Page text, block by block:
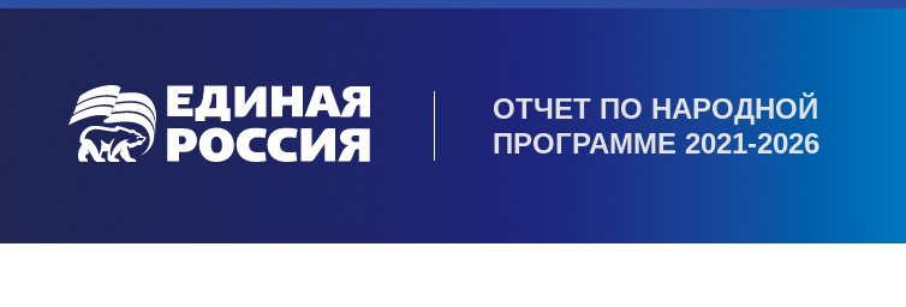
ОТЧЕТ ПО НАРОДНОЙ
ПРОГРАММЕ 2021-2026